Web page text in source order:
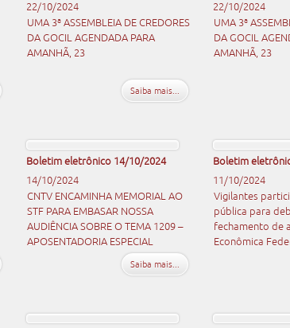
22/10/2024
UMA 3ª ASSEMBLEIA DE CREDORES
DA GOCIL AGENDADA PARA
AMANHÃ, 23
Saiba mais...
22/10/2024
UMA 3ª
DA GOCIL
AMANHÃ, 23
Boletim eletrônico 14/10/2024
14/10/2024
CNTV ENCAMINHA MEMORIAL AO
STF PARA EMBASAR NOSSA
AUDIÊNCIA SOBRE O TEMA 1209 –
APOSENTADORIA ESPECIAL
Saiba mais...
Boletim
11/10/2024
Vigilantes
pública para
fechamento de
Econômica